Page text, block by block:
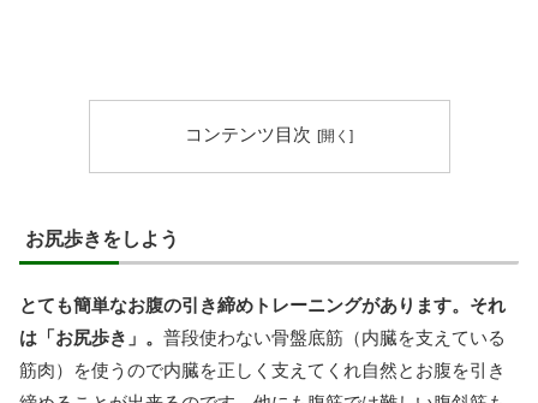
コンテンツ目次
お尻歩きをしよう
とても簡単なお腹の引き締めトレーニングがあります。それ
は「お尻歩き」。 普段使わない骨盤底筋（内臓を支えている
筋肉）を使うので内臓を正しく支えてくれ自然とお腹を引き